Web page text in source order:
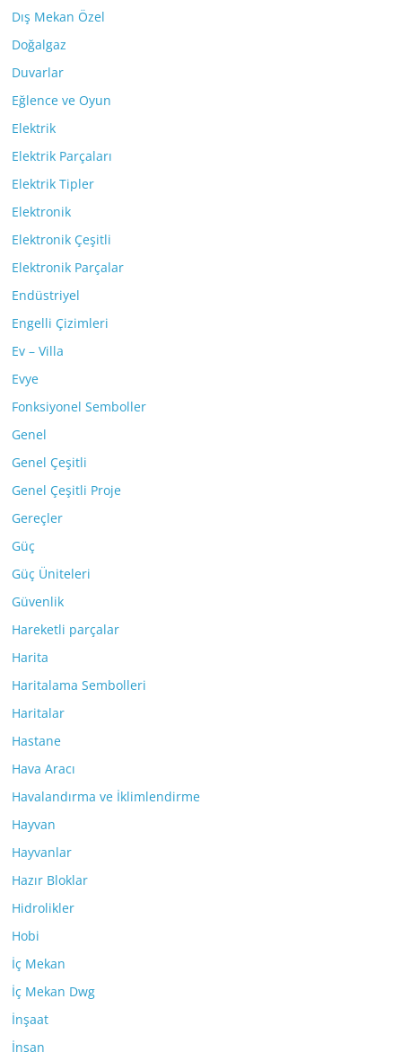
Dış Mekan Özel
Doğalgaz
Duvarlar
Eğlence ve Oyun
Elektrik
Elektrik Parçaları
Elektrik Tipler
Elektronik
Elektronik Çeşitli
Elektronik Parçalar
Endüstriyel
Engelli Çizimleri
Ev – Villa
Evye
Fonksiyonel Semboller
Genel
Genel Çeşitli
Genel Çeşitli Proje
Gereçler
Güç
Güç Üniteleri
Güvenlik
Hareketli parçalar
Harita
Haritalama Sembolleri
Haritalar
Hastane
Hava Aracı
Havalandırma ve İklimlendirme
Hayvan
Hayvanlar
Hazır Bloklar
Hidrolikler
Hobi
İç Mekan
İç Mekan Dwg
İnşaat
İnsan